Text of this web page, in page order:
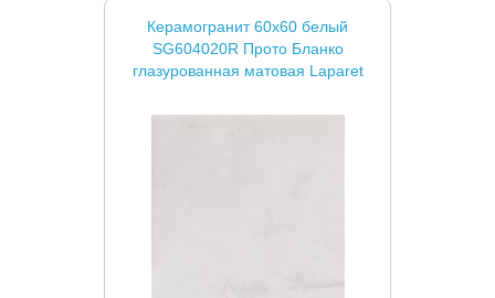
Керамогранит 60x60 белый
SG604020R Прото Бланко
глазурованная матовая Laparet